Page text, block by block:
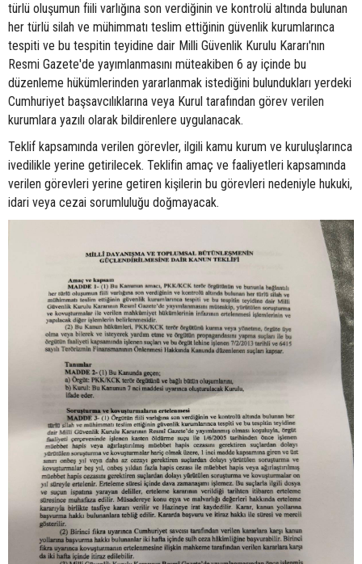
türlü oluşumun fiili varlığına son verdiğinin ve kontrolü altında bulunan
her türlü silah ve mühimmatı teslim ettiğinin güvenlik kurumlarınca
tespiti ve bu tespitin teyidine dair Milli Güvenlik Kurulu Kararı'nın
Resmi Gazete'de yayımlanmasını müteakiben 6 ay içinde bu
düzenleme hükümlerinden yararlanmak istediğini bulundukları yerdeki
Cumhuriyet başsavcılıklarına veya Kurul tarafından görev verilen
kurumlara yazılı olarak bildirenlere uygulanacak.
Teklif kapsamında verilen görevler, ilgili kamu kurum ve kuruluşlarınca
ivedilikle yerine getirilecek. Teklifin amaç ve faaliyetleri kapsamında
verilen görevleri yerine getiren kişilerin bu görevleri nedeniyle hukuki,
idari veya cezai sorumluluğu doğmayacak.